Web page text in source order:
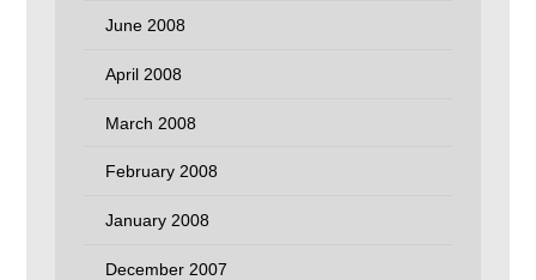
June 2008
April 2008
March 2008
February 2008
January 2008
December 2007